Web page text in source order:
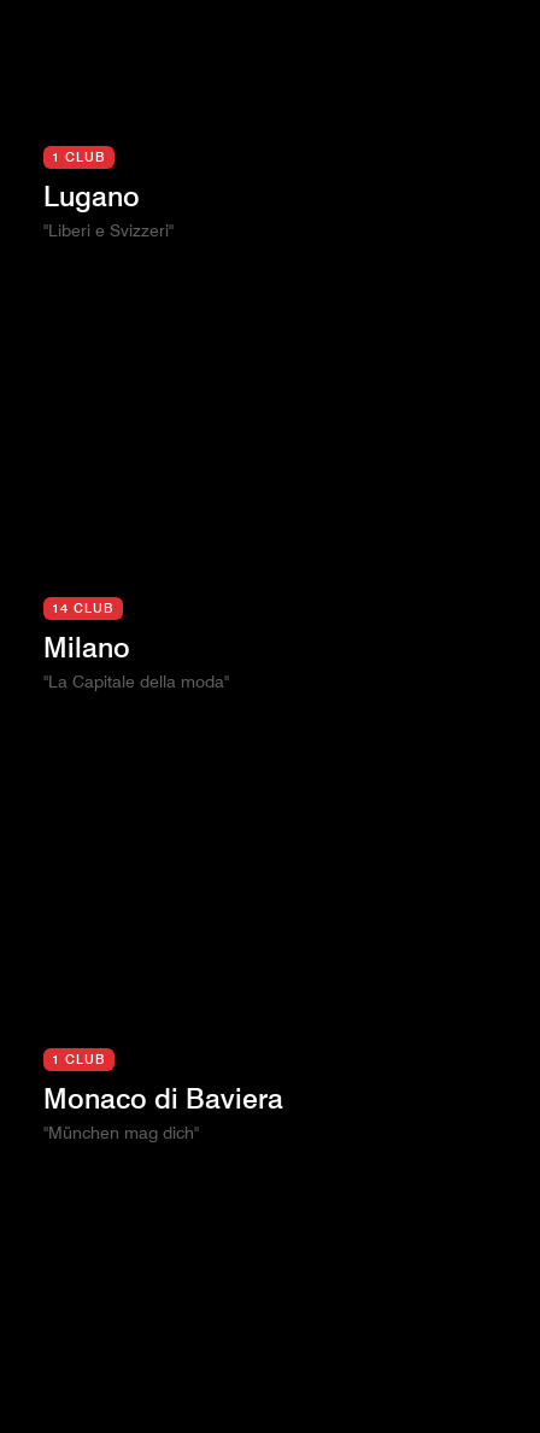
1 CLUB
Lugano
"Liberi e Svizzeri"
14 CLUB
Milano
"La Capitale della moda"
1 CLUB
Monaco di Baviera
"München mag dich"